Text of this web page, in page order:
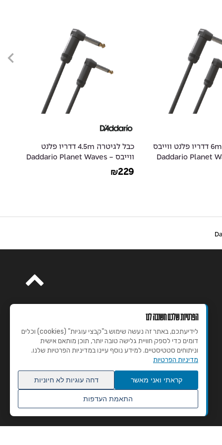
כבל לגיטרה 6m דדריו פלנט ווייבס
- Daddario Planet
כבל לגיטרה 4.5m דדריו פלנט
ווייבס - Daddario Planet Waves
PW-AMSGRR-15
₪229
הפרטיות שלכם חשובה לנו
לידיעתכם, באתר זה נעשה שימוש ב"קבצי עוגיות" (cookies) וכלים
דומים כדי לספק חוויית גלישה טובה יותר, תוכן מותאם אישית
וניתוחים סטטיסטיים. למידע נוסף עיינו במדיניות הפרטיות שלנו.
מדיניות הפרטיות
קראתי ואני מאשר דחה עוגיות לא חיוניות
התאמת העדפות